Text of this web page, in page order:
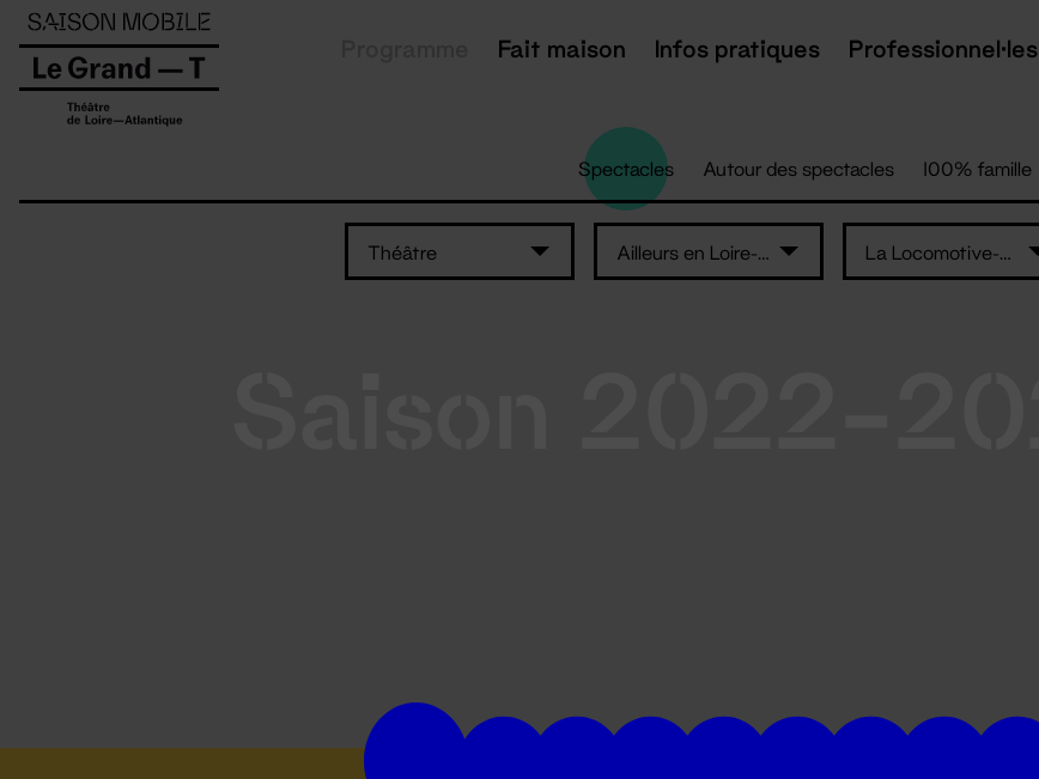
Fait maison Infos pratiques Professionnel·les
Spectacles Autour des spectacles 100% famille
Théâtre Ailleurs en Loire-Atlantique La Locomotive-maison de quartier Erdre..
Panneau de gestion des cookies